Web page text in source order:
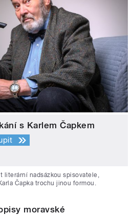
s Karlem Čapkem
nadsázkou spisovatele,
Čapka trochu jinou formou.
moravské